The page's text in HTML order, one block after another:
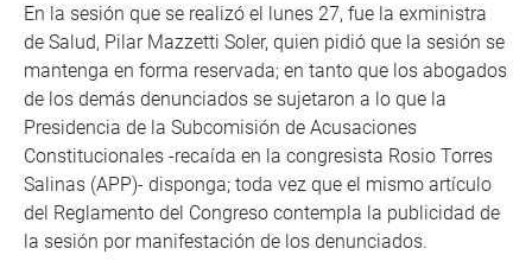
En la sesión que se realizó el lunes 27, fue la exministra
de Salud, Pilar Mazzetti Soler, quien pidió que la sesión se
mantenga en forma reservada; en tanto que los abogados
de los demás denunciados se sujetaron a lo que la
Presidencia de la Subcomisión de Acusaciones
Constitucionales -recaída en la congresista Rosio Torres
Salinas (APP)- disponga; toda vez que el mismo artículo
del Reglamento del Congreso contempla la publicidad de
la sesión por manifestación de los denunciados.